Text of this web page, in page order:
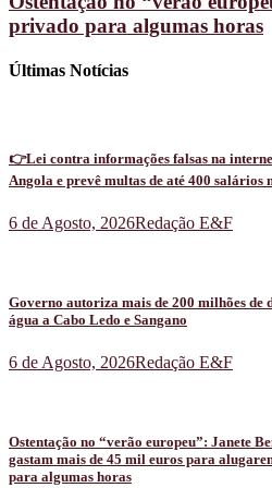
privado para algumas horas
Últimas Notícias
👉Lei contra informações falsas na
Angola e prevê multas de até 400 salários
6 de Agosto, 2026Redação E&F
Governo autoriza mais de 200 milhões de
água a Cabo Ledo e Sangano
6 de Agosto, 2026Redação E&F
Ostentação no “verão europeu”: Janete
gastam mais de 45 mil euros para
para algumas horas